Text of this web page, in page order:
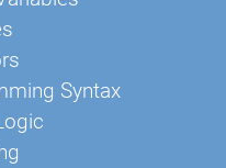
Syntax